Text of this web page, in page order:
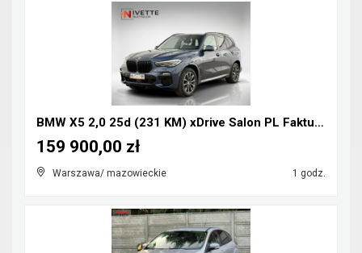
BMW X5 2,0 25d (231 KM) xDrive Salon PL Faktura Va...
Warszawa/ mazowieckie 1 godz.
159 900,00 zł